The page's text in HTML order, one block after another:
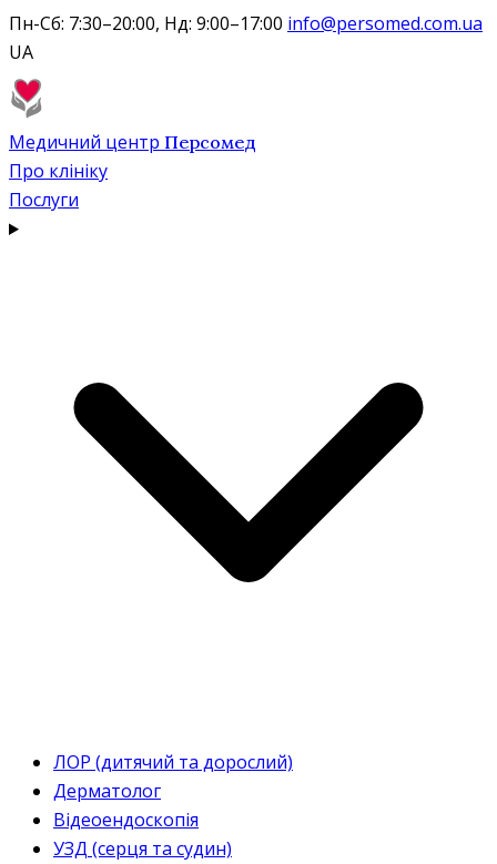
Пн-Сб: 7:30–20:00, Нд: 9:00–17:00 info@persomed.com.ua
UA
Медичний центр Персомед
Про клініку
Послуги
ЛОР (дитячий та дорослий)
Дерматолог
Відеоендоскопія
УЗД (серця та судин)